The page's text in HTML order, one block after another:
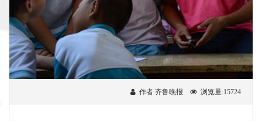
浏览量:15724
作者:齐鲁晚报